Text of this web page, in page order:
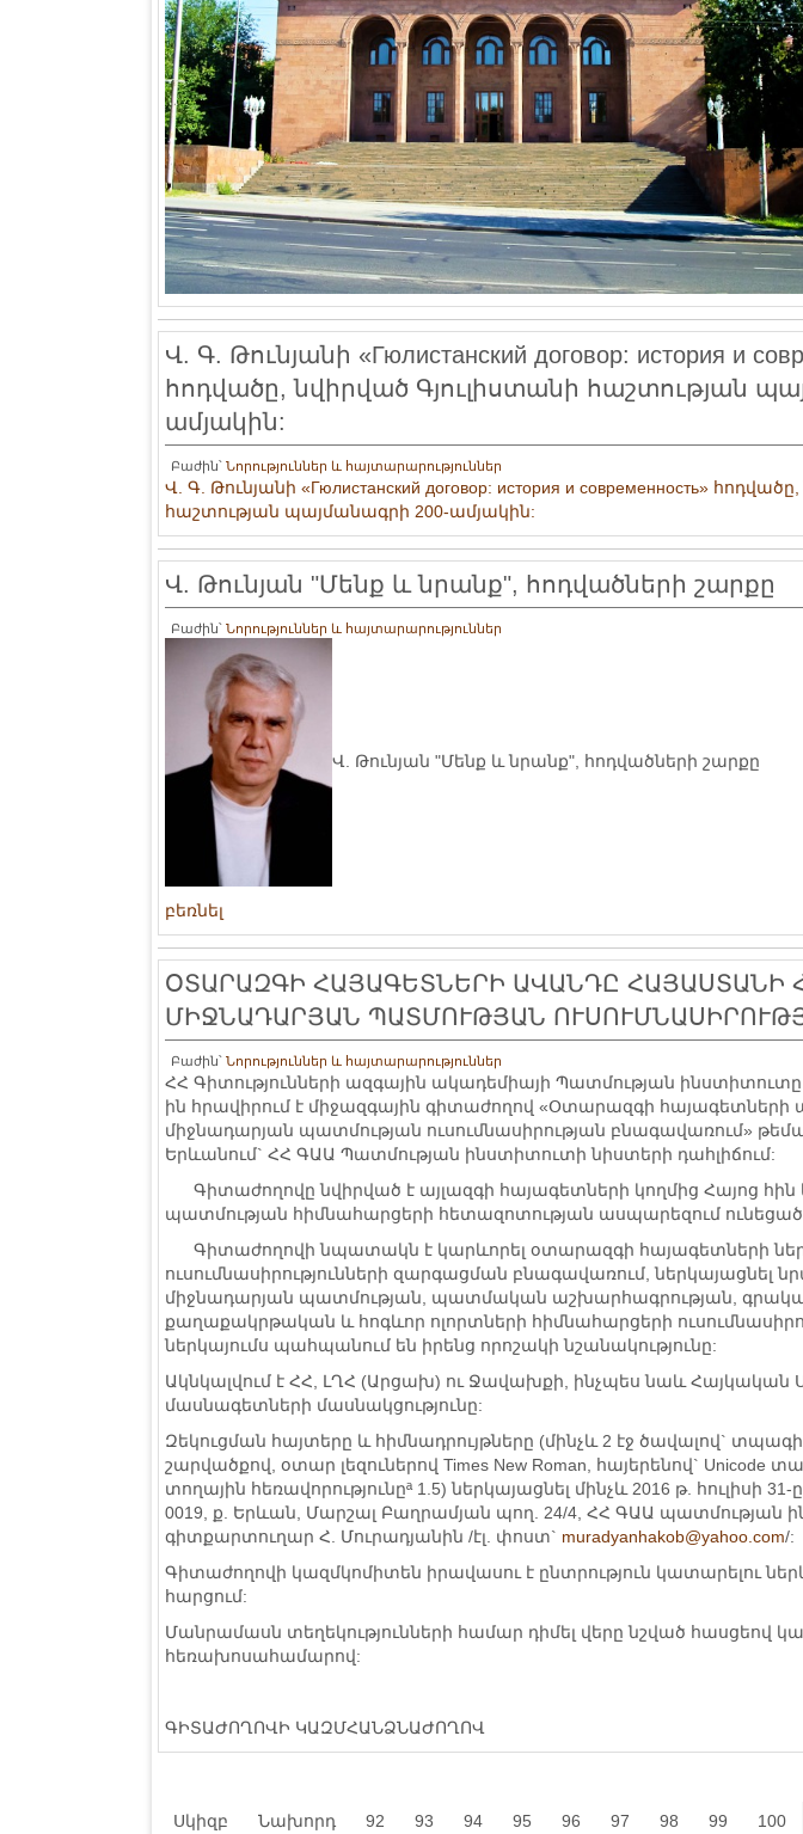
Վ. Գ. Թունյանի «Гюлистанский договор: история и
հոդվածը, նվիրված Գյուլիստանի հաշտության
ամյակին:
Բաժին՝ Նորություններ և հայտարարություններ
Վ. Գ. Թունյանի «Гюлистанский договор: история и современность»
հաշտության պայմանագրի 200-ամյակին:
Վ. Թունյան "Մենք և նրանք", հոդվածների շարքը
Բաժին՝ Նորություններ և հայտարարություններ
Վ. Թունյան "Մենք և նրանք", հոդվածների շարքը
բեռնել
ՕՏԱՐԱԶԳԻ ՀԱՅԱԳԵՏՆԵՐԻ ԱՎԱՆԴԸ ՀԱՅԱՍՏԱՆԻ
ՄԻՋՆԱԴԱՐՅԱՆ ՊԱՏՄՈՒԹՅԱՆ
Բաժին՝ Նորություններ և հայտարարություններ
ՀՀ Գիտությունների ազգային ակադեմիայի Պատմության ինստիտուտը
ին հրավիրում է միջազգային գիտաժողով «Օտարազգի
միջնադարյան պատմության ուսումնասիրության բնագավառում»
Երևանում` ՀՀ ԳԱԱ Պատմության ինստիտուտի նիստերի դահլիճում:
Գիտաժողովը նվիրված է այլազգի հայագետների կողմից Հայոց հին
պատմության հիմնահարցերի հետազոտության ասպարեզում
Գիտաժողովի նպատակն է կարևորել օտարազգի հայագետների
ուսումնասիրությունների զարգացման բնագավառում, ներկայացնել
միջնադարյան պատմության, պատմական աշխարհագրության,
քաղաքակրթական և հոգևոր ոլորտների հիմնահարցերի
ներկայումս պահպանում են իրենց որոշակի նշանակությունը:
Ակնկալվում է ՀՀ, ԼՂՀ (Արցախ) ու Ջավախքի, ինչպես նաև Հայկական
մասնագետների մասնակցությունը:
Զեկուցման հայտերը և հիմնադրույթները (մինչև 2 էջ ծավալով`
շարվածքով, օտար լեզուներով Times New Roman, հայերենով`
տողային հեռավորությունըª 1.5) ներկայացնել մինչև 2016 թ. հուլիսի
0019, ք. Երևան, Մարշալ Բաղրամյան պող. 24/4, ՀՀ ԳԱԱ պատմության
գիտքարտուղար Հ. Մուրադյանին /էլ. փոստ` muradyanhakob@yahoo.com/:
Գիտաժողովի կազմկոմիտեն իրավասու է ընտրություն կատարելու
հարցում:
Մանրամասն տեղեկությունների համար դիմել վերը նշված հասցեով
հեռախոսահամարով:
ԳԻՏԱԺՈՂՈՎԻ ԿԱԶՄՀԱՆՁՆԱԺՈՂՈՎ
Սկիզբ Նախորդ 92 93 94 95 96 97 98 99 100